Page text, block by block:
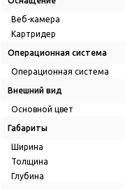
Веб-камера
Картридер
Операционная система
Операционная система
Внешний вид
Основной цвет
Габариты
Ширина
Толщина
Глубина